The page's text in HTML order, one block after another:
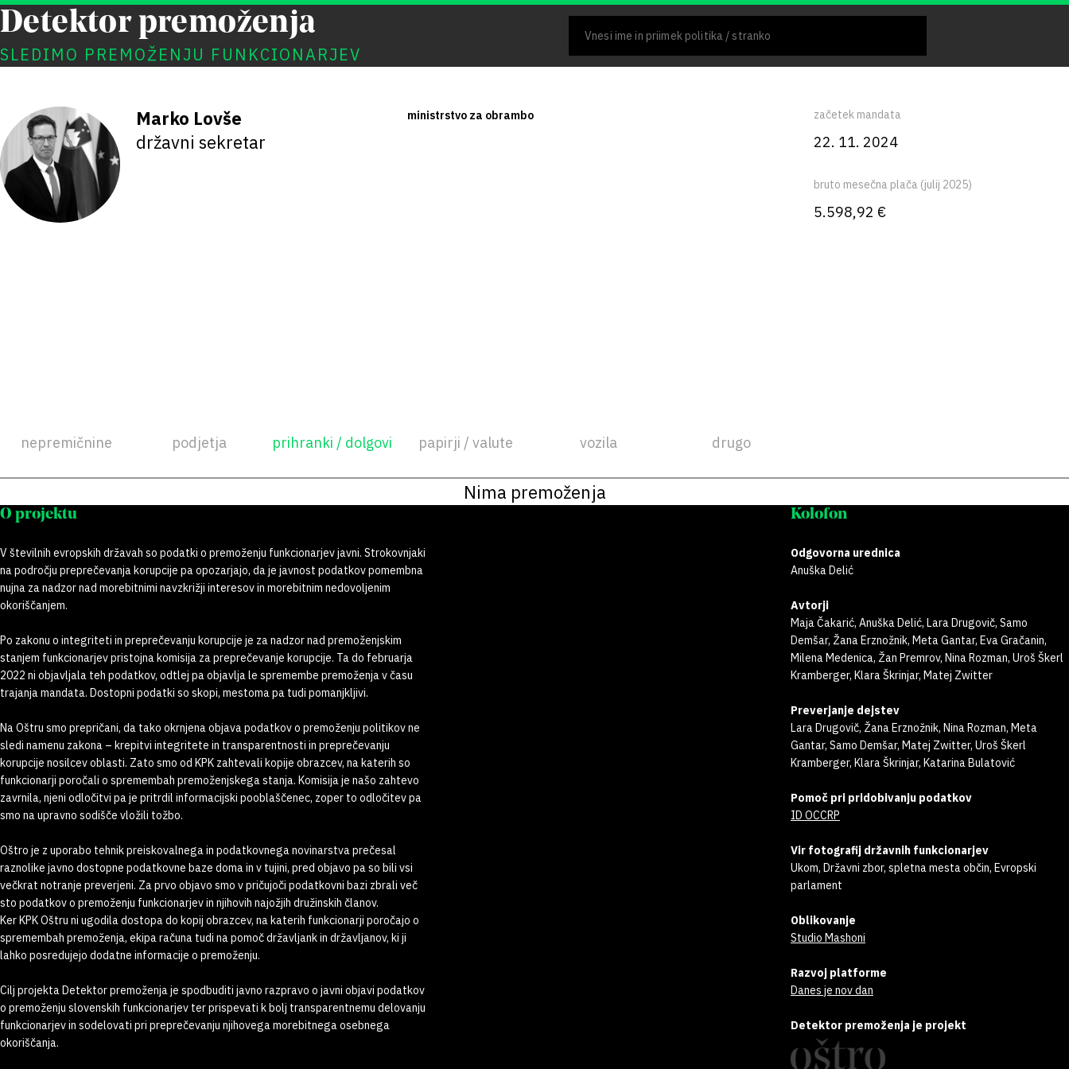
Detektor premoženja
SLEDIMO PREMOŽENJU FUNKCIONARJEV
Marko Lovše
državni sekretar
ministrstvo za obrambo začetek mandata
22. 11. 2024
bruto mesečna plača (julij 2025)
5.598,92 €
nepremičnine podjetja prihranki / dolgovi papirji / valute vozila drugo
Nima premoženja
O projektu
V številnih evropskih državah so podatki o premoženju funkcionarjev javni. Strokovnjaki
na področju preprečevanja korupcije pa opozarjajo, da je javnost podatkov pomembna
nujna za nadzor nad morebitnimi navzkrižji interesov in morebitnim nedovoljenim
okoriščanjem.
Po zakonu o integriteti in preprečevanju korupcije je za nadzor nad premoženjskim
stanjem funkcionarjev pristojna komisija za preprečevanje korupcije. Ta do februarja
2022 ni objavljala teh podatkov, odtlej pa objavlja le spremembe premoženja v času
trajanja mandata. Dostopni podatki so skopi, mestoma pa tudi pomanjkljivi.
Na Oštru smo prepričani, da tako okrnjena objava podatkov o premoženju politikov ne
sledi namenu zakona – krepitvi integritete in transparentnosti in preprečevanju
korupcije nosilcev oblasti. Zato smo od KPK zahtevali kopije obrazcev, na katerih so
funkcionarji poročali o spremembah premoženjskega stanja. Komisija je našo zahtevo
zavrnila, njeni odločitvi pa je pritrdil informacijski pooblaščenec, zoper to odločitev pa
smo na upravno sodišče vložili tožbo.
Oštro je z uporabo tehnik preiskovalnega in podatkovnega novinarstva prečesal
raznolike javno dostopne podatkovne baze doma in v tujini, pred objavo pa so bili vsi
večkrat notranje preverjeni. Za prvo objavo smo v pričujoči podatkovni bazi zbrali več
sto podatkov o premoženju funkcionarjev in njihovih najožjih družinskih članov.
Ker KPK Oštru ni ugodila dostopa do kopij obrazcev, na katerih funkcionarji poročajo o
spremembah premoženja, ekipa računa tudi na pomoč državljank in državljanov, ki ji
lahko posredujejo dodatne informacije o premoženju.
Cilj projekta Detektor premoženja je spodbuditi javno razpravo o javni objavi podatkov
o premoženju slovenskih funkcionarjev ter prispevati k bolj transparentnemu delovanju
funkcionarjev in sodelovati pri preprečevanju njihovega morebitnega osebnega
okoriščanja.
Kolofon
Odgovorna urednica
Anuška Delić
Avtorji
Maja Čakarić, Anuška Delić, Lara Drugovič, Samo
Demšar, Žana Erznožnik, Meta Gantar, Eva Gračanin,
Milena Medenica, Žan Premrov, Nina Rozman, Uroš Škerl
Kramberger, Klara Škrinjar, Matej Zwitter
Preverjanje dejstev
Lara Drugovič, Žana Erznožnik, Nina Rozman, Meta
Gantar, Samo Demšar, Matej Zwitter, Uroš Škerl
Kramberger, Klara Škrinjar, Katarina Bulatović
Pomoč pri pridobivanju podatkov
ID OCCRP
Vir fotografij državnih funkcionarjev
Ukom, Državni zbor, spletna mesta občin, Evropski
parlament
Oblikovanje
Studio Mashoni
Razvoj platforme
Danes je nov dan
Detektor premoženja je projekt